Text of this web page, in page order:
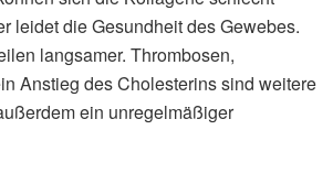
leidet die Gesundheit des Gewebes.
langsamer. Thrombosen,
Anstieg des Cholesterins sind weitere
ein unregelmäßiger